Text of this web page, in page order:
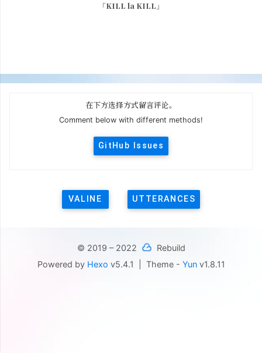
KILL la KILL
在下方选择方式留言评论。
Comment below with different methods!
GitHub Issues
VALINE UTTERANCES
© 2019 – 2022
Rebuild
Powered by Hexo v5.4.1 Theme - Yunv1.8.11